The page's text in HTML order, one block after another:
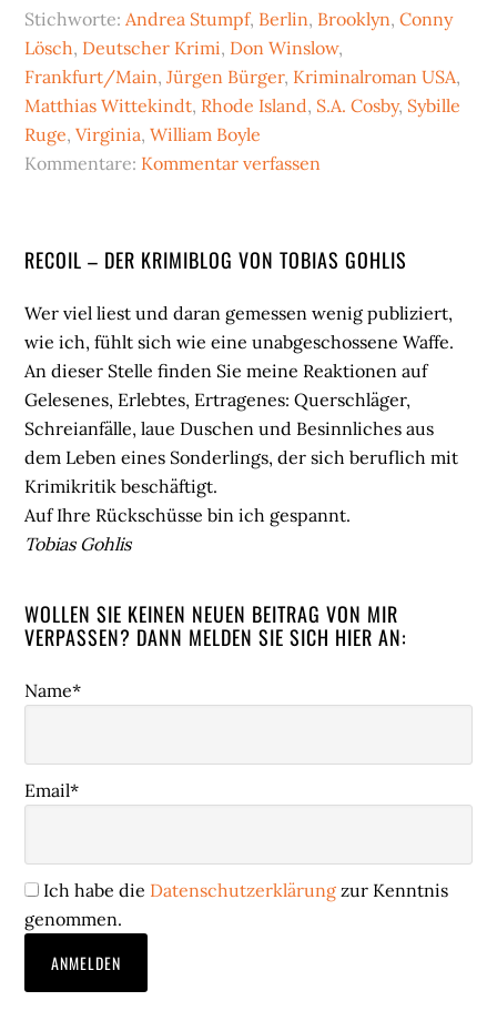
Stichworte:Andrea Stumpf, Berlin, Brooklyn,Conny
Lösch, Deutscher Krimi, Don Winslow,
Frankfurt/Main,Jürgen Bürger, Kriminalroman USA,
Matthias Wittekindt, Rhode Island, S.A. Cosby, Sybille
Ruge,Virginia,William Boyle
Kommentare: Kommentar verfassen
Seitenspalte
RECOIL – DER KRIMIBLOG VON TOBIAS GOHLIS
Wer viel liest und daran gemessen wenig publiziert,
wie ich, fühlt sich wie eine unabgeschossene Waffe.
An dieser Stelle finden Sie meine Reaktionen auf
Gelesenes, Erlebtes, Ertragenes: Querschläger,
Schreianfälle, laue Duschen und Besinnliches aus
dem Leben eines Sonderlings, der sich beruflich mit
Krimikritik beschäftigt.
Auf Ihre Rückschüsse bin ich gespannt.
Tobias Gohlis
WOLLEN SIE KEINEN NEUEN BEITRAG VON MIR
VERPASSEN? DANN MELDEN SIE SICH HIER AN:
Name*
Email*
Ich habe die Datenschutzerklärung zur Kenntnis
genommen.